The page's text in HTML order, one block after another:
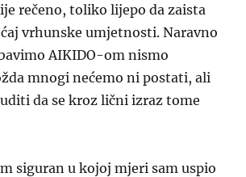
rečeno, toliko lijepo da zaista
vrhunske umjetnosti. Naravno
AIKIDO-om nismo
mnogi nećemo ni postati, ali
da se kroz lični izraz tome
siguran u kojoj mjeri sam uspio